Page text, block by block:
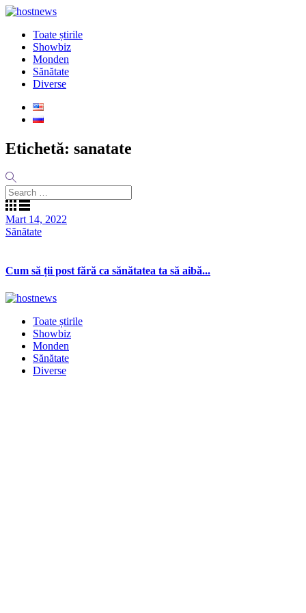
Toate știrile
Showbiz
Monden
Sănătate
Diverse
Etichetă: sanatate
Mart 14, 2022
Sănătate
Cum să ții post fără ca sănătatea ta să aibă...
Toate știrile
Showbiz
Monden
Sănătate
Diverse